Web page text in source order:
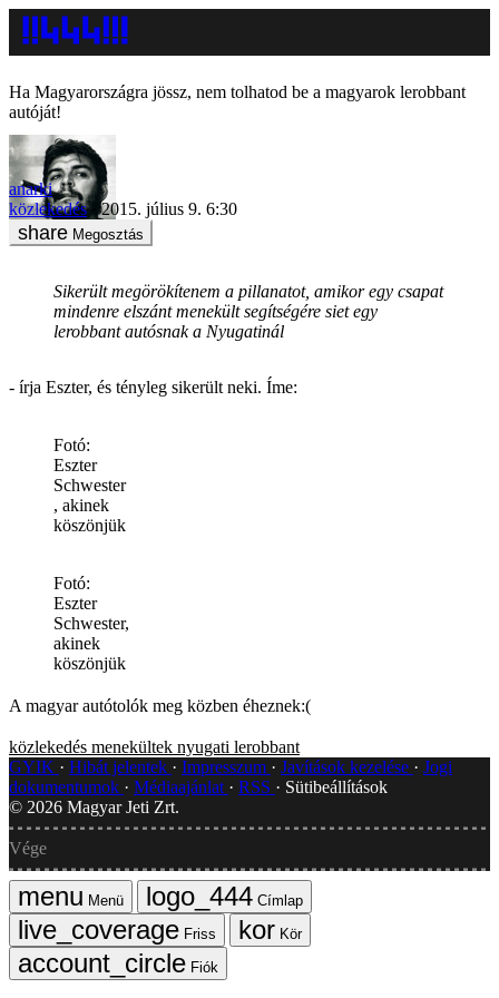
Ha Magyarországra jössz, nem tolhatod be a magyarok lerobbant
autóját!
anarki
közlekedés
2015. július 9. 6:30
Megosztás
Sikerült megörökítenem a pillanatot, amikor egy csapat
mindenre elszánt menekült segítségére siet egy
lerobbant autósnak a Nyugatinál
- írja Eszter, és tényleg sikerült neki. Íme:
Fotó:
Eszter
Schwester
, akinek
köszönjük
Fotó:
Eszter
Schwester,
akinek
köszönjük
A magyar autótolók meg közben éheznek:(
közlekedés menekültek nyugati lerobbant
GYIK
Hibát jelentek Impresszum Javítások kezelése
Jogi
dokumentumok
Médiaajánlat RSS
Sütibeállítások
© 2026 Magyar Jeti Zrt.
Vége
Menü
Címlap
Friss
Kör
Fiók